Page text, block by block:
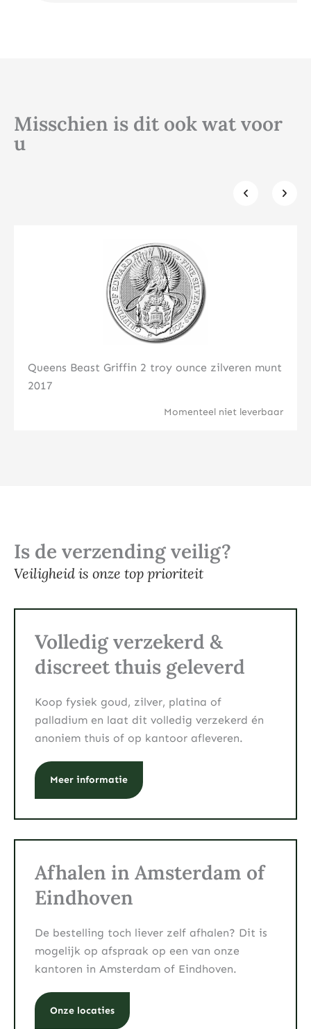
Misschien is dit ook wat voor
u
Queens Beast Griffin 2 troy ounce zilveren munt
2017
Momenteel niet leverbaar
Klik hier
Is de verzending veilig?
Veiligheid is onze top prioriteit
Volledig verzekerd &
discreet thuis geleverd
Koop fysiek goud, zilver, platina of
palladium en laat dit volledig verzekerd én
anoniem thuis of op kantoor afleveren.
Meer informatie
Afhalen in Amsterdam of
Eindhoven
De bestelling toch liever zelf afhalen? Dit is
mogelijk op afspraak op een van onze
kantoren in Amsterdam of Eindhoven.
Onze locaties